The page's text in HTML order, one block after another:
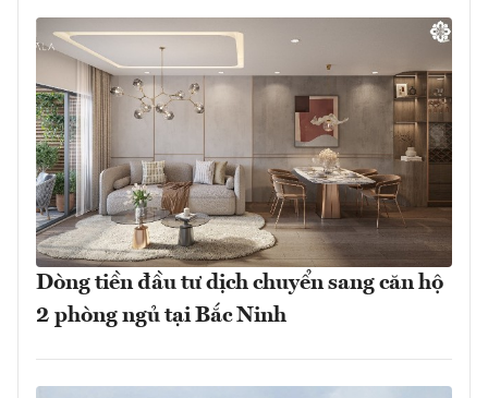
Dòng tiền đầu tư dịch chuyển sang căn hộ
2 phòng ngủ tại Bắc Ninh